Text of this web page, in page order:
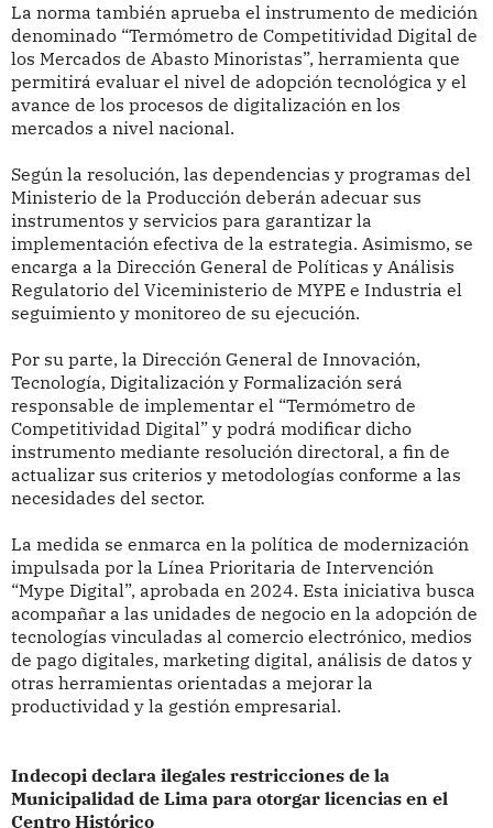
La norma también aprueba el instrumento de medición
denominado “Termómetro de Competitividad Digital de
los Mercados de Abasto Minoristas”, herramienta que
permitirá evaluar el nivel de adopción tecnológica y el
avance de los procesos de digitalización en los
mercados a nivel nacional.
Según la resolución, las dependencias y programas del
Ministerio de la Producción deberán adecuar sus
instrumentos y servicios para garantizar la
implementación efectiva de la estrategia. Asimismo, se
encarga a la Dirección General de Políticas y Análisis
Regulatorio del Viceministerio de MYPE e Industria el
seguimiento y monitoreo de su ejecución.
Por su parte, la Dirección General de Innovación,
Tecnología, Digitalización y Formalización será
responsable de implementar el “Termómetro de
Competitividad Digital” y podrá modificar dicho
instrumento mediante resolución directoral, a fin de
actualizar sus criterios y metodologías conforme a las
necesidades del sector.
La medida se enmarca en la política de modernización
impulsada por la Línea Prioritaria de Intervención
“Mype Digital”, aprobada en 2024. Esta iniciativa busca
acompañar a las unidades de negocio en la adopción de
tecnologías vinculadas al comercio electrónico, medios
de pago digitales, marketing digital, análisis de datos y
otras herramientas orientadas a mejorar la
productividad y la gestión empresarial.
Indecopi declara ilegales restricciones de la
Municipalidad de Lima para otorgar licencias en el
Centro Histórico